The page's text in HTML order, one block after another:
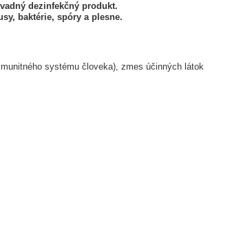
dezinfekčný produkt.
baktérie, spóry a plesne.
systému človeka), zmes účinných látok